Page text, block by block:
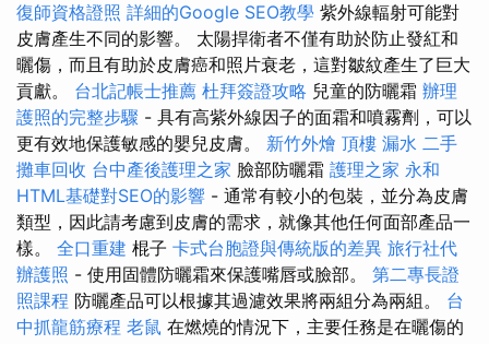
復師資格證照 詳細的Google SEO教學 紫外線輻射可能對
皮膚產生不同的影響。 太陽捍衛者不僅有助於防止發紅和
曬傷，而且有助於皮膚癌和照片衰老，這對皺紋產生了巨大
貢獻。 台北記帳士推薦 杜拜簽證攻略 兒童的防曬霜 辦理
護照的完整步驟 - 具有高紫外線因子的面霜和噴霧劑，可以
更有效地保護敏感的嬰兒皮膚。 新竹外燴 頂樓 漏水 二手
攤車回收 台中產後護理之家 臉部防曬霜 護理之家 永和
HTML基礎對SEO的影響 - 通常有較小的包裝，並分為皮膚
類型，因此請考慮到皮膚的需求，就像其他任何面部產品一
樣。 全口重建 棍子 卡式台胞證與傳統版的差異 旅行社代
辦護照 - 使用固體防曬霜來保護嘴唇或臉部。 第二專長證
照課程 防曬產品可以根據其過濾效果將兩組分為兩組。 台
中抓龍筋療程 老鼠 在燃燒的情況下，主要任務是在曬傷的